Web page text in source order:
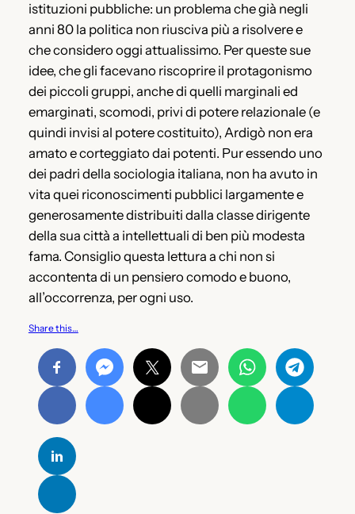
istituzioni pubbliche: un problema che già negli
anni 80 la politica non riusciva più a risolvere e
che considero oggi attualissimo. Per queste sue
idee, che gli facevano riscoprire il protagonismo
dei piccoli gruppi, anche di quelli marginali ed
emarginati, scomodi, privi di potere relazionale (e
quindi invisi al potere costituito), Ardigò non era
amato e corteggiato dai potenti. Pur essendo uno
dei padri della sociologia italiana, non ha avuto in
vita quei riconoscimenti pubblici largamente e
generosamente distribuiti dalla classe dirigente
della sua città a intellettuali di ben più modesta
fama. Consiglio questa lettura a chi non si
accontenta di un pensiero comodo e buono,
all’occorrenza, per ogni uso.
Share this…